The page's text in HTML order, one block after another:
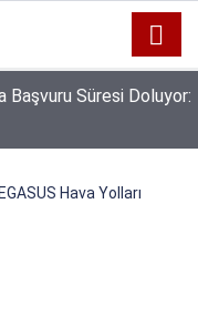
Başvuru Süresi Doluyor:
Hava Yolları